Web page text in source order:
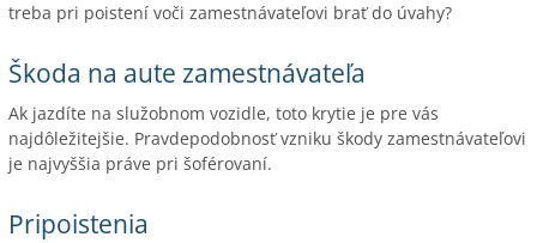
treba pri poistení voči zamestnávateľovi brať do úvahy?
Škoda na aute zamestnávateľa
Ak jazdíte na služobnom vozidle, toto krytie je pre vás
najdôležitejšie. Pravdepodobnosť vzniku škody zamestnávateľovi
je najvyššia práve pri šoférovaní.
Pripoistenia